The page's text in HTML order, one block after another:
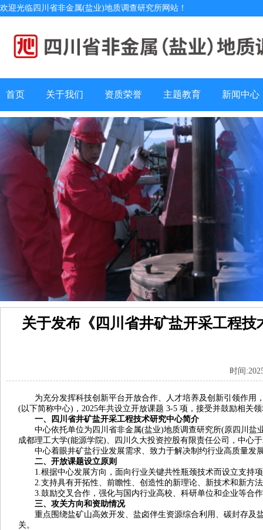
欢迎光临四川省非金属(盐业)地质调查研究所网站！
首页 关于我们 资质荣誉 主题教育 新闻中心
关于发布《四川省井矿盐开采工程
时间
为充分发挥科技创新平台开放合作、人才培养及创新引领作用
(以下简称中心)，2025年共设立开放课题 3-5 项，接受并鼓励相关
一、四川省井矿盐开采工程技术研究中心简介
中心依托单位为四川省非金属(盐业)地质调查研究所(原四川盐
成都理工大学(能源学院)、四川久大投资控股有限责任公司，中心
中心着眼井矿盐行业发展需求、致力于解决制约行业高质量发
二、开放课题设立原则
1.根据中心发展方向，面向行业关键共性瓶颈技术而设立支持
2.支持具有开拓性、前瞻性、创造性的新理论、新技术和新方
3.鼓励交叉合作，强化与国内行业高校、科研单位和企业等合
三、攻关方向和资助情况
重点围绕盐矿山高效开发、盐卤伴生资源综合利用、碳封存及
关。